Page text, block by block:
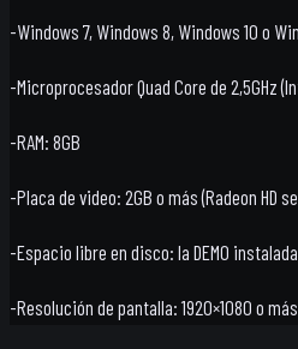
-Windows 7, Windows 8, Windows 10 o
-Microprocesador Quad Core de 2,5GHz
-RAM: 8GB
-Placa de video: 2GB o más (Radeon HD
-Espacio libre en disco: la DEMO
-Resolución de pantalla: 1920×1080 o más